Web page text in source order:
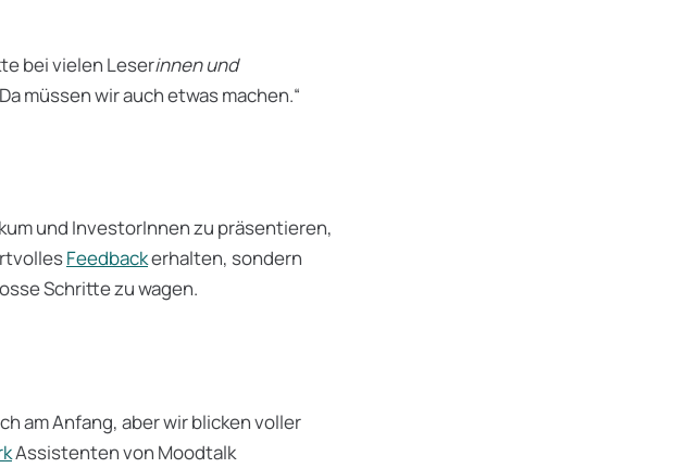
bei vielen Leserinnen und
müssen wir auch etwas machen.“
und InvestorInnen zu präsentieren,
Feedbackerhalten, sondern
Schritte zu wagen.
am Anfang, aber wir blicken voller
Assistenten von Moodtalk